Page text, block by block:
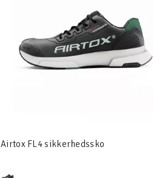
Airtox FL4 sikkerhedssko